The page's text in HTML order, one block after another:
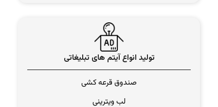
تولید انواع آیتم های تبلیغاتی
صندوق قرعه کشی
لب ویترینی